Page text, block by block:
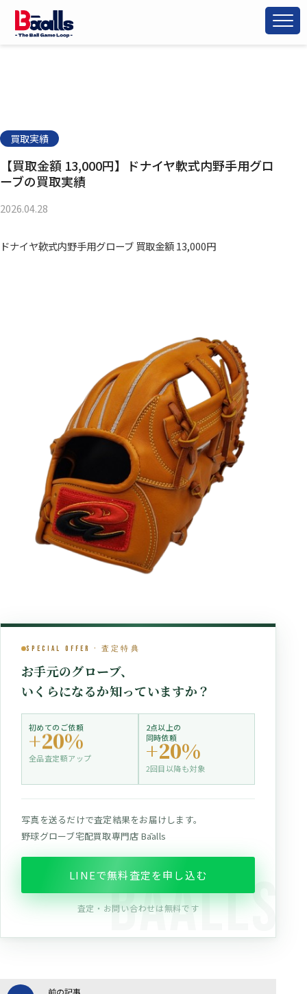
買取実績
【買取金額 13,000円】ドナイヤ軟式内野手用グロ
ーブの買取実績
2026.04.28
ドナイヤ軟式内野手用グローブ 買取金額 13,000円
Special Offer · 査定特典
お手元のグローブ、
いくらになるか知っていますか？
初めてのご依頼
+20%
全品査定額アップ
2点以上の
同時依頼
+20%
2回目以降も対象
写真を送るだけで査定結果をお届けします。
野球グローブ宅配買取専門店 Bāalls
LINEで無料査定を申し込む
査定・お問い合わせは無料です